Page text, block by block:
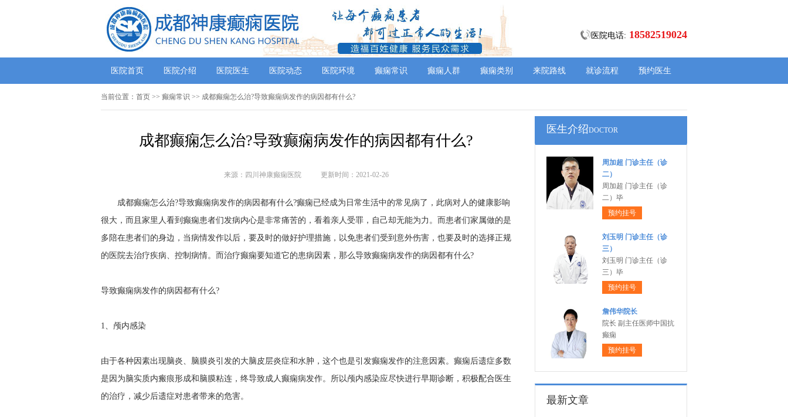
医院电话: 18582519024
医院首页 医院介绍 医院医生 医院动态 医院环境 癫痫常识 癫痫人群 癫痫类别 来院路线 就诊流程 预约医生
当前位置： 首页 >> 癫痫常识 >> 成都癫痫怎么治?导致癫痫病发作的病因都有什么?
成都癫痫怎么治?导致癫痫病发作的病因都有什么?
来源：四川神康癫痫医院 更新时间：2021-02-26
成都癫痫怎么治?导致癫痫病发作的病因都有什么?癫痫已经成为日常生活中的常见病了，此病对人的健康影响
很大，而且家里人看到癫痫患者们发病内心是非常痛苦的，看着亲人受罪，自己却无能为力。而患者们家属做的是
多陪在患者们的身边，当病情发作以后，要及时的做好护理措施，以免患者们受到意外伤害，也要及时的选择正规
的医院去治疗疾病、控制病情。而治疗癫痫要知道它的患病因素，那么导致癫痫病发作的病因都有什么?
导致癫痫病发作的病因都有什么?
1、颅内感染
由于各种因素出现脑炎、脑膜炎引发的大脑皮层炎症和水肿，这个也是引发癫痫发作的注意因素。癫痫后遗症多数
是因为脑实质内瘢痕形成和脑膜粘连，终导致成人癫痫病发作。所以颅内感染应尽快进行早期诊断，积极配合医生
的治疗，减少后遗症对患者带来的危害。
医生介绍DOCTOR
周加超 门诊主任（诊
二）
周加超 门诊主任（诊
二）毕
预约挂号
刘玉明 门诊主任（诊
三）
刘玉明 门诊主任（诊
三）毕
预约挂号
詹伟华院长
院长 副主任医师中国抗
癫痫
预约挂号
最新文章